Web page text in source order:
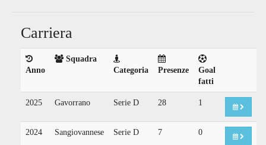
Carriera
Anno
Squadra
Categoria
Presenze
Goal
fatti
2025 Gavorrano Serie D 28 1
2024 Sangiovannese Serie D 7 0